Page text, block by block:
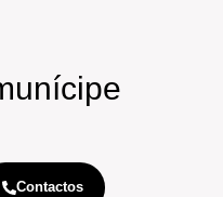
Contactos